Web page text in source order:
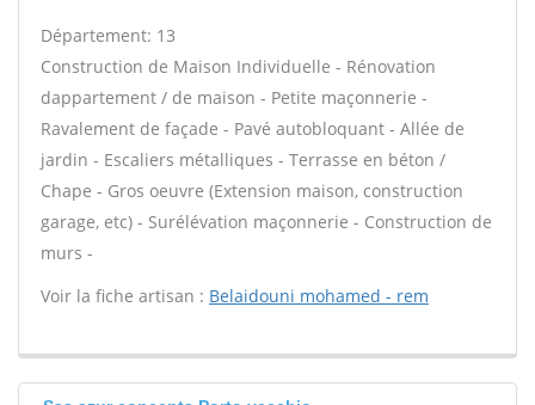
Département: 13
Construction de Maison Individuelle - Rénovation
dappartement / de maison - Petite maçonnerie -
Ravalement de façade - Pavé autobloquant - Allée de
jardin - Escaliers métalliques - Terrasse en béton /
Chape - Gros oeuvre (Extension maison, construction
garage, etc) - Surélévation maçonnerie - Construction de
murs -
Voir la fiche artisan : Belaidouni mohamed - rem